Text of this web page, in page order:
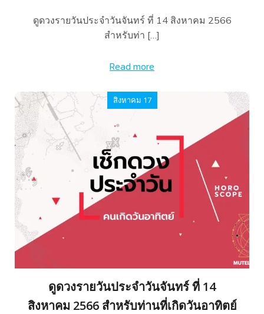
ดูดวงรายวันประจำวันจันทร์ ที่ 14 สิงหาคม 2566
สำหรับท่า […]
Read more
สิงหาคม 17
ดูดวงรายวันประจำวันจันทร์ ที่ 14
สิงหาคม 2566 สำหรับท่านที่เกิดวันอาทิตย์